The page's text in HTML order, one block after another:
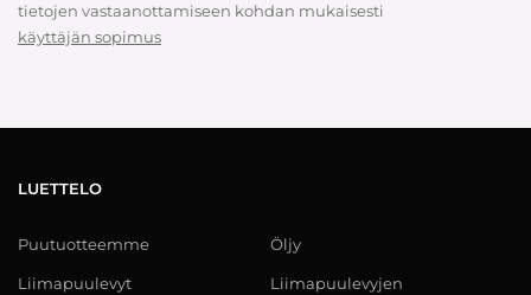
tietojen vastaanottamiseen kohdan mukaisesti
käyttäjän sopimus
LUETTELO
Puutuotteemme
Liimapuulevyt
Öljy
Liimapuulevyjen